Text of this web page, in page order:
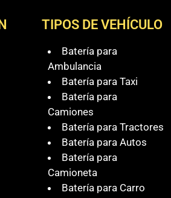
TIPOS DE VEHÍCULO
Batería para
Ambulancia
Batería para Taxi
Batería para
Camiones
Batería para Tractores
Batería para Autos
Batería para
Camioneta
Batería para Carro